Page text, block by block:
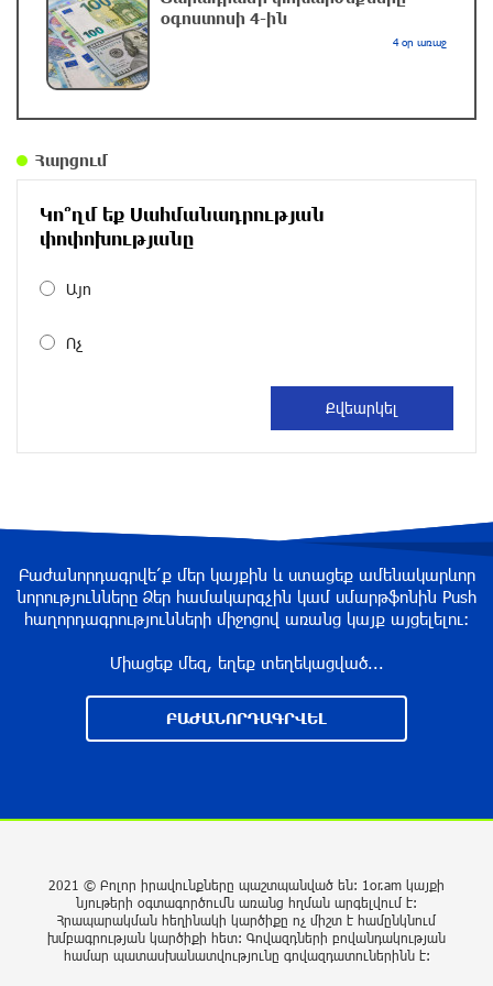
Որ հարցնես՝ կասեն՝ եթե խոսենք, սահմանին
խաղաղություն չի լինի, պшտերազմ կuադրենք
«Քաղաքագետ Աթաև. Փաշինյանը
ընդդիմության առաջնորդներին համարում է
2 ժամ առաջ
3 ժամ առաջ
Ռուսաստանից Ադրբեջանի տարածքով
Հայաստան է ուղարկվել 15 վագոն ցորեն և 10
վագոն քարածուխ
Փորձագետ Խալաթյան. Հայաստանի դուրս
4 ժամ առաջ
4 ժամ առաջ
օգոստոսի 4-ին
4 օր առաջ
Հարցում
Կո՞ղմ եք Սահմանադրության
փոփոխությանը
Այո
Ոչ
Բաժանորդագրվե՛ք մեր կայքին և ստացեք ամենակարևոր
նորությունները Ձեր համակարգչին կամ սմարթֆոնին Push
հաղորդագրությունների միջոցով առանց կայք այցելելու։
Միացեք մեզ, եղեք տեղեկացված...
ԲԱԺԱՆՈՐԴԱԳՐՎԵԼ
2021 © Բոլոր իրավունքները պաշտպանված են: 1or.am կայքի
նյութերի օգտագործումն առանց հղման արգելվում է:
Հրապարակման հեղինակի կարծիքը ոչ միշտ է համընկնում
խմբագրության կարծիքի հետ: Գովազդների բովանդակության
համար պատասխանատվությունը գովազդատուներինն է: